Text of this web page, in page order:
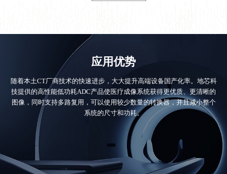
应用优势
随着本土CT厂商技术的快速进步，大大提升高端设备国产化率。地芯科
技提供的高性能低功耗ADC产品使医疗成像系统获得更优质、更清晰的
图像，同时支持多路复用，可以使用较少数量的转换器，并且减小整个
系统的尺寸和功耗。